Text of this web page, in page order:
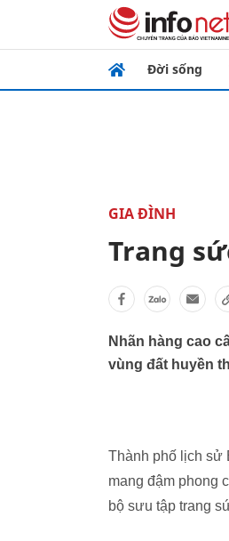
Đời sống
GIA ĐÌNH
Trang
Nhãn hàng cao
vùng đất huyền
Thành phố lịch sử
mang đậm phong
bộ sưu tập trang